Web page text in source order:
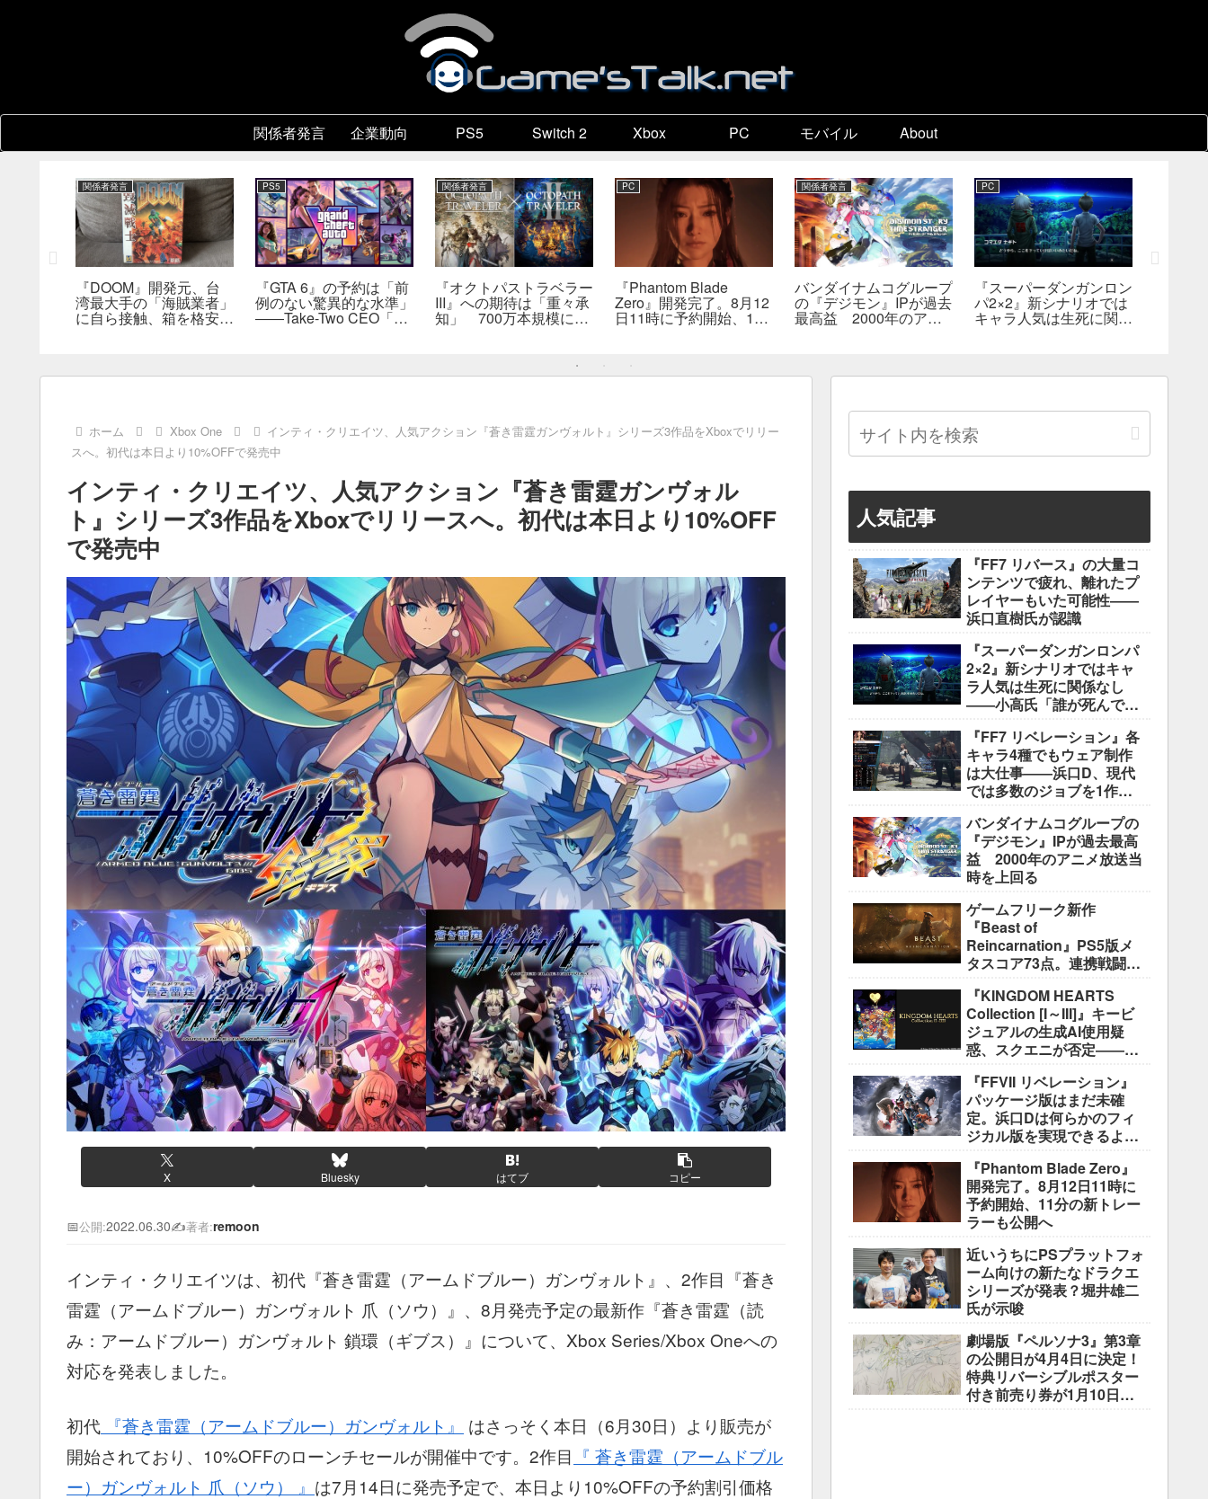
関係者発言 企業動向 PS5 Switch 2 Xbox PC モバイル About
関係者発言
『DOOM』開発元、台
湾最大手の「海賊業者」
に自ら接触、箱を格安で
PS5
『GTA 6』の予約は「前
例のない驚異的な水準」
――Take-Two CEO「販
関係者発言
『オクトパストラベラー
III』への期待は「重々承
知」 700万本規模に成
PC
『Phantom Blade
Zero』開発完了。8月12
日11時に予約開始、11
関係者発言
バンダイナムコグループ
の『デジモン』IPが過去
最高益 2000年のアニ
PC
『スーパーダンガンロン
パ2×2』新シナリオでは
キャラ人気は生死に関係
ホーム Xbox One
インティ・クリエイツ、人気アクション『蒼き雷霆ガンヴォルト』シリーズ3作品をXboxでリリー
スへ。初代は本日より10%OFFで発売中
インティ・クリエイツ、人気アクション『蒼き雷霆ガンヴォル
ト』シリーズ3作品をXboxでリリースへ。初代は本日より10%OFF
で発売中
X Bluesky はてブ コピー
📅公開:2022.06.30✍️著者:remoon
インティ・クリエイツは、初代『蒼き雷霆（アームドブルー）ガンヴォルト』、2作目『蒼き
雷霆（アームドブルー）ガンヴォルト 爪（ソウ）』、8月発売予定の最新作『蒼き雷霆（読
み：アームドブルー）ガンヴォルト 鎖環（ギブス）』について、Xbox Series/Xbox Oneへの
対応を発表しました。
初代 『蒼き雷霆（アームドブルー）ガンヴォルト』
はさっそく本日（6月30日）より販売が
開始されており、10%OFFのローンチセールが開催中です。2作目 『 蒼き雷霆（アームドブル
ー）ガンヴォルト 爪（ソウ） 』 は7月14日に発売予定で、本日より10%OFFの予約割引価格
人気記事
『FF7 リバース』の大量コ
ンテンツで疲れ、離れたプ
レイヤーもいた可能性――
浜口直樹氏が認識
『スーパーダンガンロンパ
2×2』新シナリオではキャ
ラ人気は生死に関係なし
――小高氏「誰が死んでも
で」
『FF7 リベレーション』各
キャラ4種でもウェア制作
は大仕事――浜口D、現代
では多数のジョブを1作に
説明
バンダイナムコグループの
『デジモン』IPが過去最高
益 2000年のアニメ放送当
時を上回る
ゲームフリーク新作
『Beast of
Reincarnation』PS5版メ
タスコア73点。連携戦闘は
き”には不満
『KINGDOM HEARTS
Collection [I～III]』キービ
ジュアルの生成AI使用疑
惑、スクエニが否定――不
ス」
『FFVII リベレーション』
パッケージ版はまだ未確
定。浜口Dは何らかのフィ
ジカル版を実現できるよう
『Phantom Blade Zero』
開発完了。8月12日11時に
予約開始、11分の新トレー
ラーも公開へ
近いうちにPSプラットフォ
ーム向けの新たなドラクエ
シリーズが発表？堀井雄二
氏が示唆
劇場版『ペルソナ3』第3章
の公開日が4月4日に決定！
特典リバーシブルポスター
付き前売り券が1月10日よ